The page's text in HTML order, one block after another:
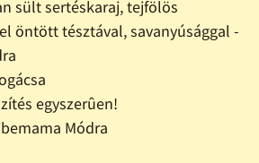
sült sertéskaraj, tejfölös
öntött tésztával, savanyúsággal -
egyszerûen!
Módra